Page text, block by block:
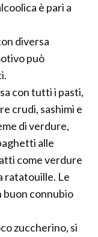
è pari a
diversa
può
con tutti i pasti,
crudi, sashimi e
di verdure,
alle
come verdure
ratatouille. Le
buon connubio
zuccherino, si